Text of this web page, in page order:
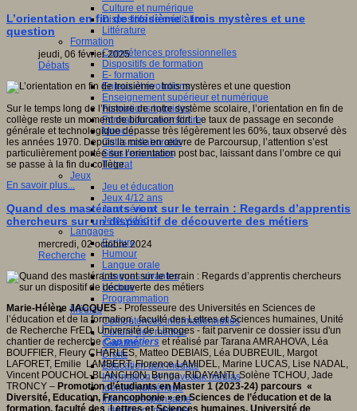
Culture et numérique
Dispositifs de médiation
Littérature
Formation
Compétences professionnelles
Dispositifs de formation
E- formation
Enjeux et évolutions
Enseignement supérieur et numérique
Formations hybrides
Formation universitaire
Mooc’s
Outils collaboratifs
Sites ressources
Tutorat
Jeux
Jeu et éducation
Jeux 4/12 ans
Jeux sérieux
Jeux vidéo
Langages
Ecriture
Humour
Langue orale
Langues vivantes
Lecture
Programmation
Médias
Compétences informationnelles
Culture des médias
Curation
Droits
Education aux médias
Information et nouveaux médias
Identité numérique
Internet responsable
L’orientation en fin de troisième : trois mystères et une
question
jeudi, 06 février 2025
Débats
Sur le temps long de l’histoire de notre système scolaire, l’orientation en fin de
collège reste un moment de bifurcation fort. Le taux de passage en seconde
générale et technologique dépasse très légèrement les 60%, taux observé dès
les années 1970. Depuis la mise en œuvre de Parcoursup, l’attention s’est
particulièrement portée sur l’orientation post bac, laissant dans l’ombre ce qui
se passe à la fin du collège.
En savoir plus...
Quand des mastérants vont sur le terrain : Regards d’apprentis
chercheurs sur un dispositif de découverte des métiers
mercredi, 02 octobre 2024
Recherche
Marie-Hélène JACQUES - Professeure des Universités en Sciences de
l’éducation et de la formation, faculté des Lettres et Sciences humaines, Unité
de Recherche FrED, Université de Limoges - fait parvenir ce dossier issu d'un
chantier de rechercheCap métiers et réalisé par Tarana AMRAHOVA, Léa
BOUFFIER, Fleury CHARLES, Matteo DEBIAIS, Léa DUBREUIL, Margot
LAFORET, Emilie LAMBERT, Florence LAMIDEL, Marine LUCAS, Lise NADAL,
Vincent POUCHOL-BLANCHON, Bunga RIDAYANTI, Solène TCHOU, Jade
TRONCY – Promotion d’étudiants en Master 1 (2023-24) parcours «
Diversité, Education, Francophonie » en Sciences de l’éducation et de la